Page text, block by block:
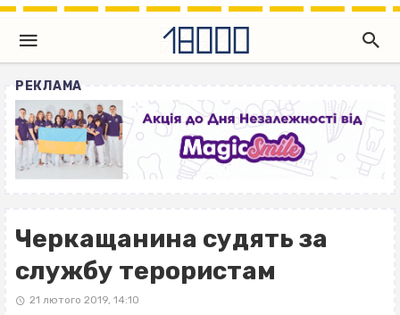
РЕКЛАМА
Черкащанина судять за
службу терористам
21 лютого 2019, 14:10